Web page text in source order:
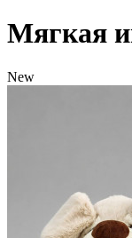
Мягкая
New